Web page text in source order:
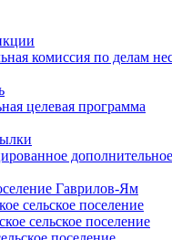
комиссия по делам
целевая программа
дополнительное
Гаврилов-Ям
сельское поселение
сельское поселение